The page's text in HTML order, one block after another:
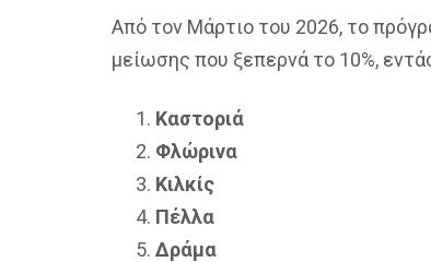
Από τον Μάρτιο του 2026, το
μείωσης που ξεπερνά το 10%,
Καστοριά
Φλώρινα
Κιλκίς
Πέλλα
Δράμα